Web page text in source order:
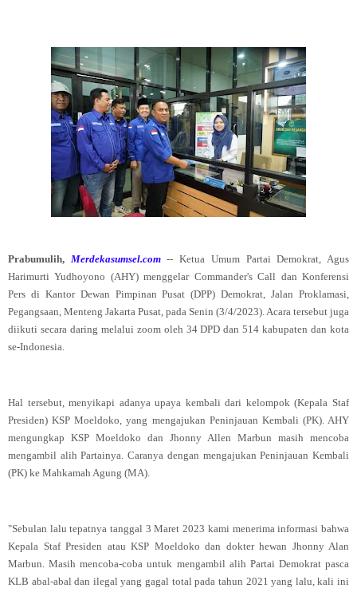
Prabumulih, Merdekasumsel.com-- Ketua Umum Partai Demokrat, Agus
Harimurti Yudhoyono (AHY) menggelar Commander's Call dan Konferensi
Pers di Kantor Dewan Pimpinan Pusat (DPP) Demokrat, Jalan Proklamasi,
Pegangsaan, Menteng Jakarta Pusat, pada Senin (3/4/2023). Acara tersebut juga
diikuti secara daring melalui zoom oleh 34 DPD dan 514 kabupaten dan kota
se-Indonesia.
Hal tersebut, menyikapi adanya upaya kembali dari kelompok (Kepala Staf
Presiden) KSP Moeldoko, yang mengajukan Peninjauan Kembali (PK). AHY
mengungkap KSP Moeldoko dan Jhonny Allen Marbun masih mencoba
mengambil alih Partainya. Caranya dengan mengajukan Peninjauan Kembali
(PK) ke Mahkamah Agung (MA).
"Sebulan lalu tepatnya tanggal 3 Maret 2023 kami menerima informasi bahwa
Kepala Staf Presiden atau KSP Moeldoko dan dokter hewan Jhonny Alan
Marbun. Masih mencoba-coba untuk mengambil alih Partai Demokrat pasca
KLB abal-abal dan ilegal yang gagal total pada tahun 2021 yang lalu, kali ini